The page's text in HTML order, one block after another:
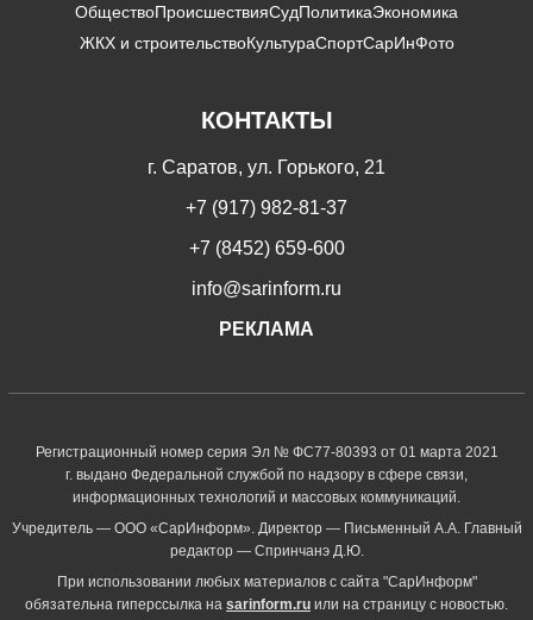
ОбществоПроисшествияСудПолитикаЭкономика
ЖКХ и строительствоКультураСпортСарИнФото
КОНТАКТЫ
г. Саратов, ул. Горького, 21
+7 (917) 982-81-37
+7 (8452) 659-600
info@sarinform.ru
РЕКЛАМА
Регистрационный номер серия Эл № ФС77-80393 от 01 марта 2021
г. выдано Федеральной службой по надзору в сфере связи,
информационных технологий и массовых коммуникаций.
Учредитель — ООО «СарИнформ». Директор — Письменный А.А. Главный
редактор — Спринчанэ Д.Ю.
При использовании любых материалов с сайта "СарИнформ"
обязательна гиперссылка на sarinform.ru или на страницу с новостью.